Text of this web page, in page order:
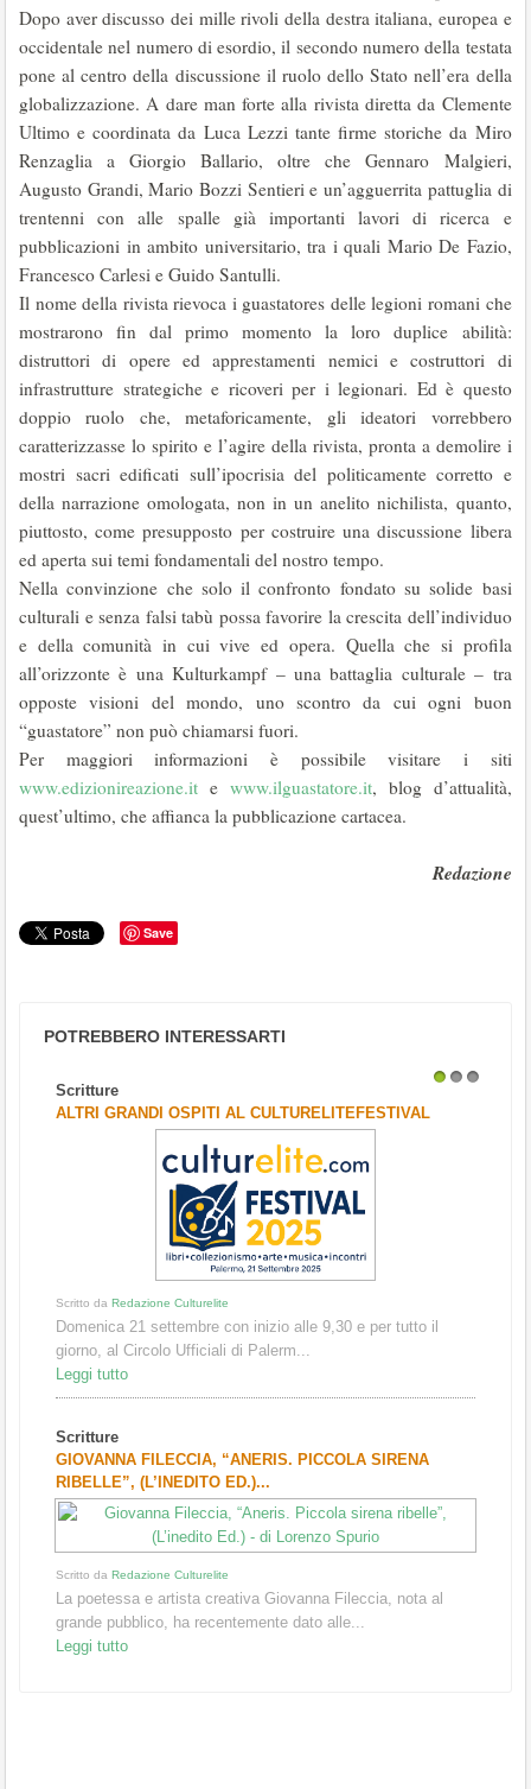
Dopo aver discusso dei mille rivoli della destra italiana, europea e
occidentale nel numero di esordio, il secondo numero della testata
pone al centro della discussione il ruolo dello Stato nell’era della
globalizzazione. A dare man forte alla rivista diretta da Clemente
Ultimo e coordinata da Luca Lezzi tante firme storiche da Miro
Renzaglia a Giorgio Ballario, oltre che Gennaro Malgieri,
Augusto Grandi, Mario Bozzi Sentieri e un’agguerrita pattuglia di
trentenni con alle spalle già importanti lavori di ricerca e
pubblicazioni in ambito universitario, tra i quali Mario De Fazio,
Francesco Carlesi e Guido Santulli.
Il nome della rivista rievoca i guastatores delle legioni romani che
mostrarono fin dal primo momento la loro duplice abilità:
distruttori di opere ed apprestamenti nemici e costruttori di
infrastrutture strategiche e ricoveri per i legionari. Ed è questo
doppio ruolo che, metaforicamente, gli ideatori vorrebbero
caratterizzasse lo spirito e l’agire della rivista, pronta a demolire i
mostri sacri edificati sull’ipocrisia del politicamente corretto e
della narrazione omologata, non in un anelito nichilista, quanto,
piuttosto, come presupposto per costruire una discussione libera
ed aperta sui temi fondamentali del nostro tempo.
Nella convinzione che solo il confronto fondato su solide basi
culturali e senza falsi tabù possa favorire la crescita dell’individuo
e della comunità in cui vive ed opera. Quella che si profila
all’orizzonte è una Kulturkampf – una battaglia culturale – tra
opposte visioni del mondo, uno scontro da cui ogni buon
“guastatore” non può chiamarsi fuori.
Per maggiori informazioni è possibile visitare i siti
www.edizionireazione.it e www.ilguastatore.it, blog d’attualità,
quest’ultimo, che affianca la pubblicazione cartacea.
Redazione
Save
POTREBBERO INTERESSARTI
Scritture
ALTRI GRANDI OSPITI AL CULTURELITEFESTIVAL
Scritto da Redazione Culturelite
Domenica 21 settembre con inizio alle 9,30 e per tutto il
giorno, al Circolo Ufficiali di Palerm...
Leggi tutto
Scritture
GIOVANNA FILECCIA, “ANERIS. PICCOLA SIRENA
RIBELLE”, (L’INEDITO ED.)...
Scritto da Redazione Culturelite
La poetessa e artista creativa Giovanna Fileccia, nota al
grande pubblico, ha recentemente dato alle...
Leggi tutto